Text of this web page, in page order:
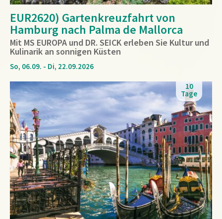
EUR2620) Gartenkreuzfahrt von
Hamburg nach Palma de Mallorca
Mit MS EUROPA und DR. SEICK erleben Sie Kultur und
Kulinarik an sonnigen Küsten
So, 06.09. - Di, 22.09.2026
10
Tage